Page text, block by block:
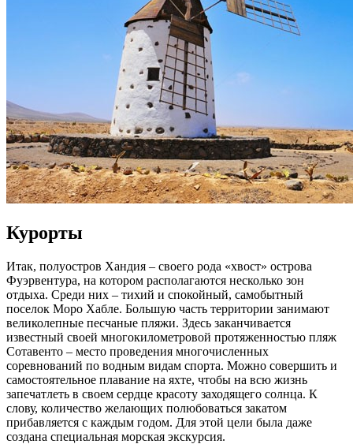
Курорты
Итак, полуостров Хандия – своего рода «хвост» острова
Фуэрвентура, на котором располагаются несколько зон
отдыха. Среди них – тихий и спокойный, самобытный
поселок Моро Хабле. Большую часть территории занимают
великолепные песчаные пляжи. Здесь заканчивается
известный своей многокилометровой протяженностью пляж
Сотавенто – место проведения многочисленных
соревнований по водным видам спорта. Можно совершить и
самостоятельное плавание на яхте, чтобы на всю жизнь
запечатлеть в своем сердце красоту заходящего солнца. К
слову, количество желающих полюбоваться закатом
прибавляется с каждым годом. Для этой цели была даже
создана специальная морская экскурсия.